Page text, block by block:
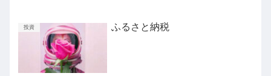
投資 ふるさと納税